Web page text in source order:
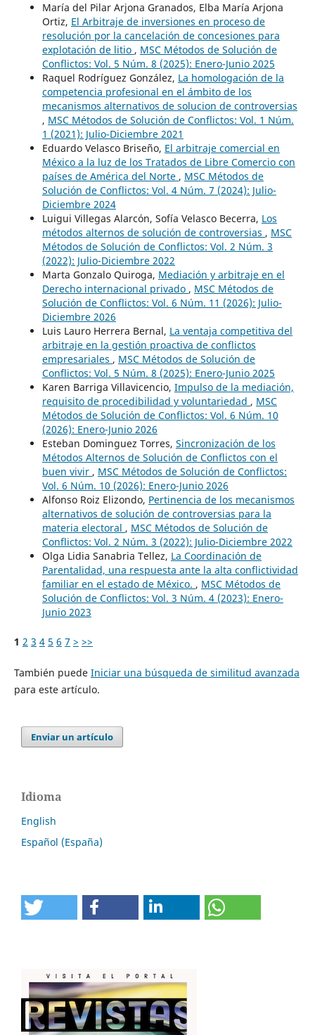
María del Pilar Arjona Granados, Elba María Arjona
Ortiz, El Arbitraje de inversiones en proceso de
resolución por la cancelación de concesiones para
explotación de litio , MSC Métodos de Solución de
Conflictos: Vol. 5 Núm. 8 (2025): Enero-Junio 2025
Raquel Rodríguez González, La homologación de la
competencia profesional en el ámbito de los
mecanismos alternativos de solucion de controversias
, MSC Métodos de Solución de Conflictos: Vol. 1 Núm.
1 (2021): Julio-Diciembre 2021
Eduardo Velasco Briseño, El arbitraje comercial en
México a la luz de los Tratados de Libre Comercio con
países de América del Norte , MSC Métodos de
Solución de Conflictos: Vol. 4 Núm. 7 (2024): Julio-
Diciembre 2024
Luigui Villegas Alarcón, Sofía Velasco Becerra, Los
métodos alternos de solución de controversias , MSC
Métodos de Solución de Conflictos: Vol. 2 Núm. 3
(2022): Julio-Diciembre 2022
Marta Gonzalo Quiroga, Mediación y arbitraje en el
Derecho internacional privado , MSC Métodos de
Solución de Conflictos: Vol. 6 Núm. 11 (2026): Julio-
Diciembre 2026
Luis Lauro Herrera Bernal, La ventaja competitiva del
arbitraje en la gestión proactiva de conflictos
empresariales , MSC Métodos de Solución de
Conflictos: Vol. 5 Núm. 8 (2025): Enero-Junio 2025
Karen Barriga Villavicencio, Impulso de la mediación,
requisito de procedibilidad y voluntariedad , MSC
Métodos de Solución de Conflictos: Vol. 6 Núm. 10
(2026): Enero-Junio 2026
Esteban Dominguez Torres, Sincronización de los
Métodos Alternos de Solución de Conflictos con el
buen vivir , MSC Métodos de Solución de Conflictos:
Vol. 6 Núm. 10 (2026): Enero-Junio 2026
Alfonso Roiz Elizondo, Pertinencia de los mecanismos
alternativos de solución de controversias para la
materia electoral , MSC Métodos de Solución de
Conflictos: Vol. 2 Núm. 3 (2022): Julio-Diciembre 2022
Olga Lidia Sanabria Tellez, La Coordinación de
Parentalidad, una respuesta ante la alta conflictividad
familiar en el estado de México. , MSC Métodos de
Solución de Conflictos: Vol. 3 Núm. 4 (2023): Enero-
Junio 2023
1 2 3 4 5 6 7 > >>
También puede Iniciar una búsqueda de similitud avanzada
para este artículo.
Enviar un artículo
Idioma
English
Español (España)